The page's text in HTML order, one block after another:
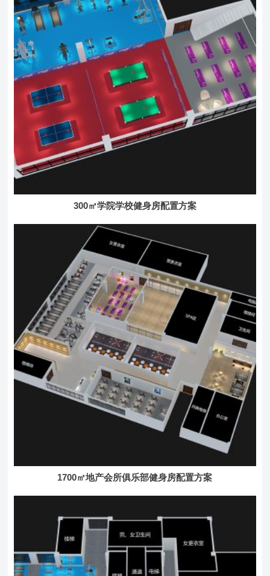
300㎡学院学校健身房配置方案
1700㎡地产会所俱乐部健身房配置方案